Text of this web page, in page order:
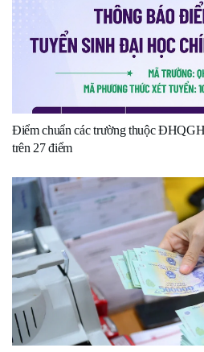
Điểm chuẩn các trường thuộc
trên 27 điểm